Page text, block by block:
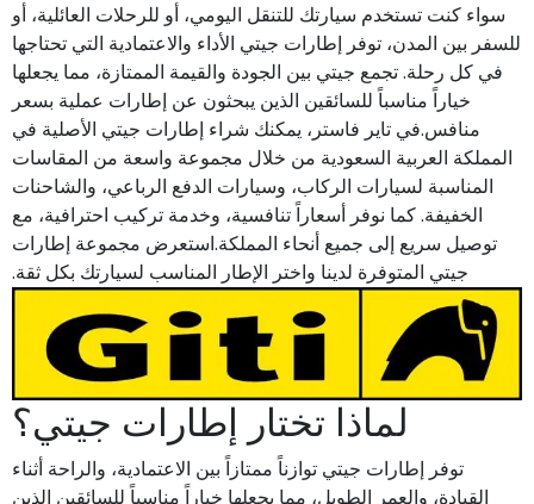
سواء كنت تستخدم سيارتك للتنقل اليومي، أو للرحلات العائلية، أو
للسفر بين المدن، توفر إطارات جيتي الأداء والاعتمادية التي تحتاجها
في كل رحلة. تجمع جيتي بين الجودة والقيمة الممتازة، مما يجعلها
خياراً مناسباً للسائقين الذين يبحثون عن إطارات عملية بسعر
منافس.في تاير فاستر، يمكنك شراء إطارات جيتي الأصلية في
المملكة العربية السعودية من خلال مجموعة واسعة من المقاسات
المناسبة لسيارات الركاب، وسيارات الدفع الرباعي، والشاحنات
الخفيفة. كما نوفر أسعاراً تنافسية، وخدمة تركيب احترافية، مع
توصيل سريع إلى جميع أنحاء المملكة.استعرض مجموعة إطارات
جيتي المتوفرة لدينا واختر الإطار المناسب لسيارتك بكل ثقة.
لماذا تختار إطارات جيتي؟
توفر إطارات جيتي توازناً ممتازاً بين الاعتمادية، والراحة أثناء
القيادة، والعمر الطويل، مما يجعلها خياراً مناسباً للسائقين الذين